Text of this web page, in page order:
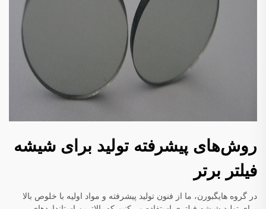
روش‌های پیشرفته تولید برای شیشه
فیلتر برتر
در گروه هایگبورن، ما از فنون تولید پیشرفته و مواد اولیه با خلوص بالا